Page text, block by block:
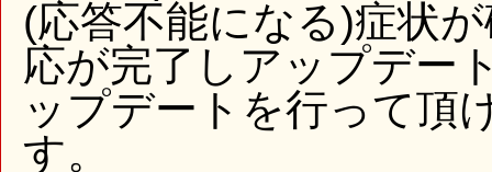
(応答不能になる)症状
応が完了しアップデー
ップデートを行って頂
す。